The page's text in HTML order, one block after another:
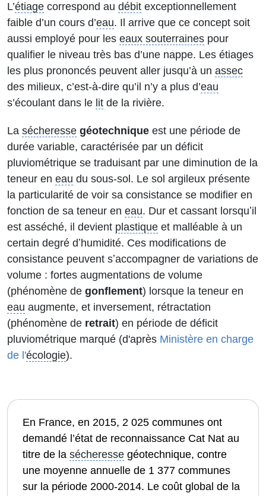
L’étiage correspond au débit exceptionnellement
faible d’un cours d’eau. Il arrive que ce concept soit
aussi employé pour les eaux souterraines pour
qualifier le niveau très bas d’une nappe. Les étiages
les plus prononcés peuvent aller jusqu’à un assec
des milieux, c’est-à-dire qu’il n’y a plus d’eau
s’écoulant dans le lit de la rivière.
La sécheresse géotechnique est une période de
durée variable, caractérisée par un déficit
pluviométrique se traduisant par une diminution de la
teneur en eau du sous-sol. Le sol argileux présente
la particularité de voir sa consistance se modifier en
fonction de sa teneur en eau. Dur et cassant lorsquʼil
est asséché, il devient plastique et malléable à un
certain degré dʼhumidité. Ces modifications de
consistance peuvent sʼaccompagner de variations de
volume : fortes augmentations de volume
(phénomène de gonflement) lorsque la teneur en
eau augmente, et inversement, rétractation
(phénomène de retrait) en période de déficit
pluviométrique marqué (d'après Ministère en charge
de l'écologie).
En France, en 2015, 2 025 communes ont
demandé l’état de reconnaissance Cat Nat au
titre de la sécheresse géotechnique, contre
une moyenne annuelle de 1 377 communes
sur la période 2000-2014. Le coût global de la